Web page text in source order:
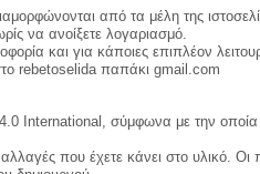
από τα μέλη της
να ανοίξετε λογαριασμό.
και για κάποιες επιπλέον
rebetoselida παπάκι gmail.com
σύμφωνα με την οποία
που έχετε κάνει στο υλικό.